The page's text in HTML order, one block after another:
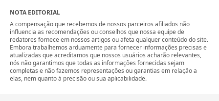
NOTA EDITORIAL
A compensação que recebemos de nossos parceiros afiliados não
influencia as recomendações ou conselhos que nossa equipe de
redatores fornece em nossos artigos ou afeta qualquer conteúdo do site.
Embora trabalhemos arduamente para fornecer informações precisas e
atualizadas que acreditamos que nossos usuários acharão relevantes,
nós não garantimos que todas as informações fornecidas sejam
completas e não fazemos representações ou garantias em relação a
elas, nem quanto à precisão ou sua aplicabilidade.